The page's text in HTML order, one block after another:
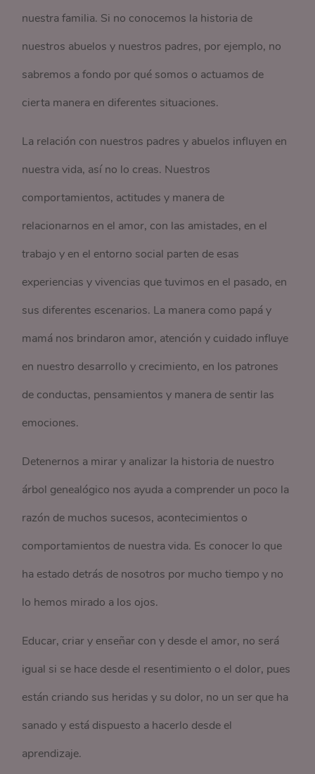
nuestra familia. Si no conocemos la historia de
nuestros abuelos y nuestros padres, por ejemplo, no
sabremos a fondo por qué somos o actuamos de
cierta manera en diferentes situaciones.
La relación con nuestros padres y abuelos influyen en
nuestra vida, así no lo creas. Nuestros
comportamientos, actitudes y manera de
relacionarnos en el amor, con las amistades, en el
trabajo y en el entorno social parten de esas
experiencias y vivencias que tuvimos en el pasado, en
sus diferentes escenarios. La manera como papá y
mamá nos brindaron amor, atención y cuidado influye
en nuestro desarrollo y crecimiento, en los patrones
de conductas, pensamientos y manera de sentir las
emociones.
Detenernos a mirar y analizar la historia de nuestro
árbol genealógico nos ayuda a comprender un poco la
razón de muchos sucesos, acontecimientos o
comportamientos de nuestra vida. Es conocer lo que
ha estado detrás de nosotros por mucho tiempo y no
lo hemos mirado a los ojos.
Educar, criar y enseñar con y desde el amor, no será
igual si se hace desde el resentimiento o el dolor, pues
están criando sus heridas y su dolor, no un ser que ha
sanado y está dispuesto a hacerlo desde el
aprendizaje.